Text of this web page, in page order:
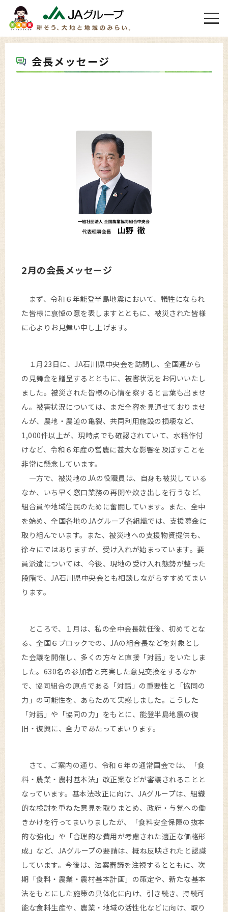
会長メッセージ
2月の会長メッセージ
まず、令和６年能登半島地震において、犠牲になられ
た皆様に哀悼の意を表しますとともに、被災された皆様
に心よりお見舞い申し上げます。
１月23日に、JA石川県中央会を訪問し、全国連から
の見舞金を贈呈するとともに、被害状況をお伺いいたし
ました。被災された皆様の心情を察すると言葉も出ませ
ん。被害状況については、まだ全容を見通せておりませ
んが、農地・農道の亀裂、共同利用施設の損壊など、
1,000件以上が、現時点でも確認されていて、水稲作付
けなど、令和６年産の営農に甚大な影響を及ぼすことを
非常に懸念しています。
一方で、被災地のJAの役職員は、自身も被災している
なか、いち早く窓口業務の再開や炊き出しを行うなど、
組合員や地域住民のために奮闘しています。また、全中
を始め、全国各地のJAグループ各組織では、支援募金に
取り組んでいます。また、被災地への支援物資提供も、
徐々にではありますが、受け入れが始まっています。要
員派遣については、今後、現地の受け入れ態勢が整った
段階で、JA石川県中央会とも相談しながらすすめてまい
ります。
ところで、１月は、私の全中会長就任後、初めてとな
る、全国６ブロックでの、JAの組合長などを対象とし
た会議を開催し、多くの方々と直接「対話」をいたしま
した。630名の参加者と充実した意見交換をするなか
で、協同組合の原点である「対話」の重要性と「協同の
力」の可能性を、あらためて実感しました。こうした
「対話」や「協同の力」をもとに、能登半島地震の復
旧・復興に、全力であたってまいります。
さて、ご案内の通り、令和６年の通常国会では、「食
料・農業・農村基本法」改正案などが審議されることと
なっています。基本法改正に向け、JAグループは、組織
的な検討を重ねた意見を取りまとめ、政府・与党への働
きかけを行ってまいりましたが、「食料安全保障の抜本
的な強化」や「合理的な費用が考慮された適正な価格形
成」など、JAグループの要請は、概ね反映されたと認識
しています。今後は、法案審議を注視するとともに、次
期「食料・農業・農村基本計画」の策定や、新たな基本
法をもとにした施策の具体化に向け、引き続き、持続可
能な食料生産や、農業・地域の活性化などに向け、取り